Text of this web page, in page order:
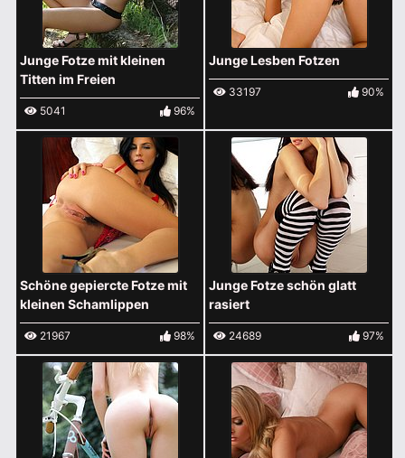
Junge Fotze mit kleinen
Titten im Freien
5041 96%
Junge Lesben Fotzen
33197 90%
Schöne gepiercte Fotze mit
kleinen Schamlippen
21967 98%
Junge Fotze schön glatt
rasiert
24689 97%